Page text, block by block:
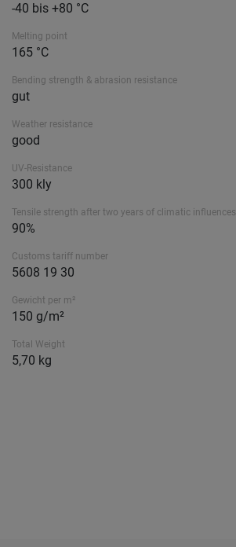
-40 bis +80 °C
Melting point
165 °C
Bending strength & abrasion resistance
gut
Weather resistance
good
UV-Resistance
300 kly
Tensile strength after two years of climatic influences
90%
Customs tariff number
5608 19 30
Gewicht per m²
150 g/m²
Total Weight
5,70 kg